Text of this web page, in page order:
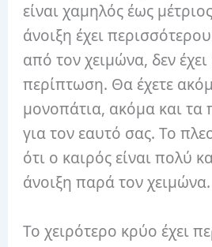
είναι χαμηλός έως
άνοιξη έχει
από τον χειμώνα, δεν
περίπτωση. Θα έχετε
μονοπάτια, ακόμα και τα
για τον εαυτό σας. Το
ότι ο καιρός είναι πολύ
άνοιξη παρά τον χειμώνα.
Το χειρότερο κρύο έχει